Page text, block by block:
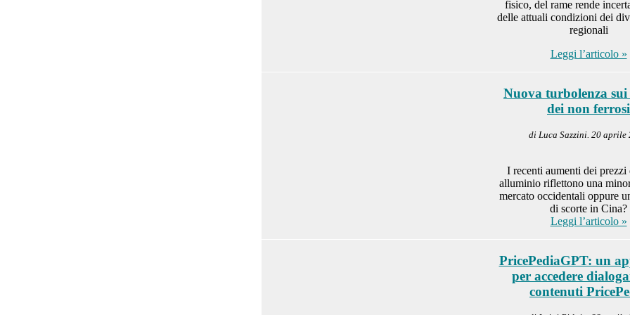
fisico, del rame rende
delle attuali condizioni dei
regionali
Leggi l’articolo »
Nuova turbolenza
dei non ferrosi
di Luca Sazzini. 20 aprile
I recenti aumenti dei prezzi
alluminio riflettono una
mercato occidentali oppure
di scorte in Cina?
Leggi l’articolo »
PricePediaGPT: un
per accedere
contenuti